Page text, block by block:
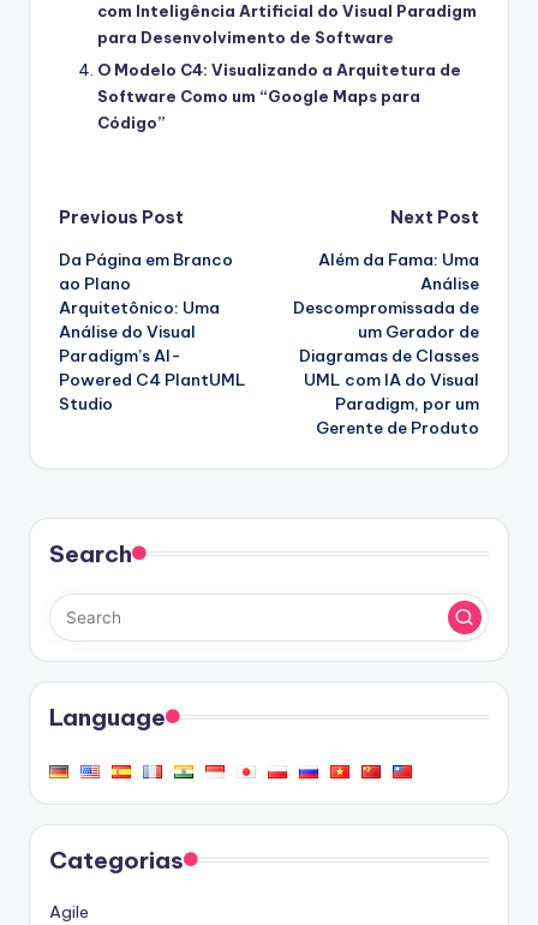
com Inteligência Artificial do Visual Paradigm
para Desenvolvimento de Software
O Modelo C4: Visualizando a Arquitetura de
Software Como um “Google Maps para
Código”
Post
navigation
Previous Post
Da Página em Branco
ao Plano
Arquitetônico: Uma
Análise do Visual
Paradigm’s AI-
Powered C4 PlantUML
Studio
Next Post
Além da Fama: Uma
Análise
Descompromissada de
um Gerador de
Diagramas de Classes
UML com IA do Visual
Paradigm, por um
Gerente de Produto
Search
Language
Categorias
Agile